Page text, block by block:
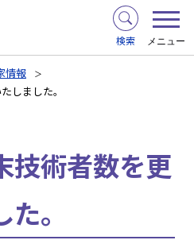
検索 メニュー
情報
しました。
技術者数を更
。